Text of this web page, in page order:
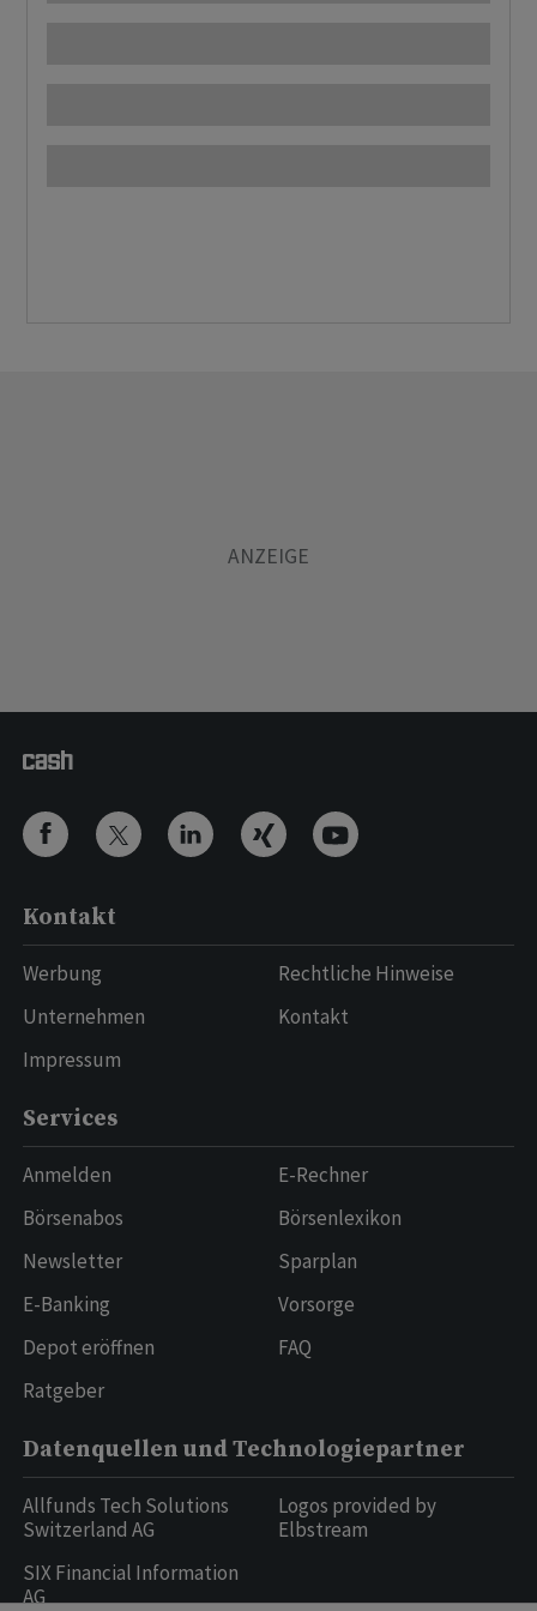
Kontakt
Werbung
Unternehmen
Impressum
Rechtliche Hinweise
Kontakt
Services
Anmelden
Börsenabos
Newsletter
E-Banking
Depot eröffnen
Ratgeber
E-Rechner
Börsenlexikon
Sparplan
Vorsorge
FAQ
Datenquellen und Technologiepartner
Allfunds Tech Solutions
Switzerland AG
SIX Financial Information
AG
Logos provided by
Elbstream